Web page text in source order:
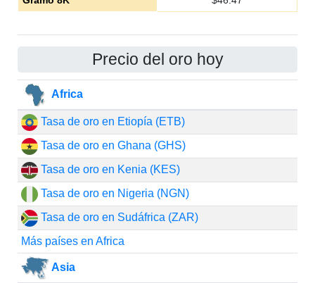
Precio del oro hoy
Africa
Tasa de oro en Etiopía (ETB)
Tasa de oro en Ghana (GHS)
Tasa de oro en Kenia (KES)
Tasa de oro en Nigeria (NGN)
Tasa de oro en Sudáfrica (ZAR)
Más países en Africa
Asia